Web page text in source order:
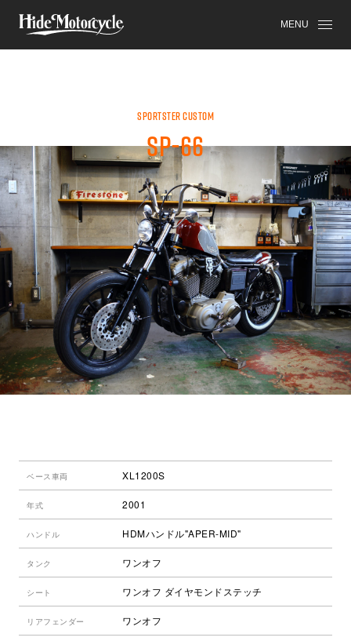
MENU
SPORTSTER
SPORTSTER CUSTOM
SP-66
ベース車両 XL1200S
年式 2001
ハンドル HDMハンドル"APER-MID"
タンク ワンオフ
シート ワンオフ ダイヤモンドステッチ
リアフェンダー ワンオフ